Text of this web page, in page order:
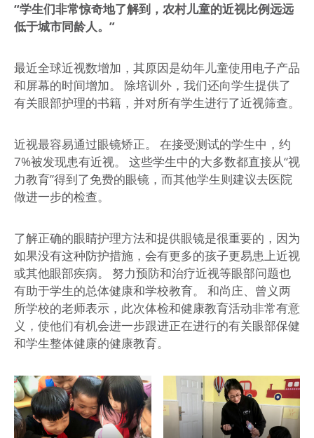
“学生们非常惊奇地了解到，农村儿童的近视比例远远
低于城市同龄人。”
最近全球近视数增加，其原因是幼年儿童使用电子产品
和屏幕的时间增加。 除培训外，我们还向学生提供了
有关眼部护理的书籍，并对所有学生进行了近视筛查。
近视最容易通过眼镜矫正。 在接受测试的学生中，约
7%被发现患有近视。 这些学生中的大多数都直接从“视
力教育”得到了免费的眼镜，而其他学生则建议去医院
做进一步的检查。
了解正确的眼睛护理方法和提供眼镜是很重要的，因为
如果没有这种防护措施，会有更多的孩子更易患上近视
或其他眼部疾病。 努力预防和治疗近视等眼部问题也
有助于学生的总体健康和学校教育。 和尚庄、曾义两
所学校的老师表示，此次体检和健康教育活动非常有意
义，使他们有机会进一步跟进正在进行的有关眼部保健
和学生整体健康的健康教育。